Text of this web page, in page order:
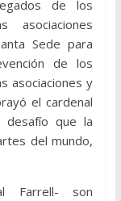
de los
Sede para
de los
asociaciones y
el cardenal
desafío que la
del mundo,
Farrell- son